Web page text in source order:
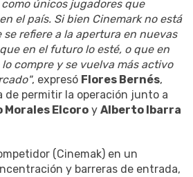
únicos jugadores que
el país. Si bien Cinemark no está
refiere a la apertura en nuevas
en el futuro lo esté, o que en
compre y se vuelva más activo
, expresó Flores Bernés,
de permitir la operación junto a
Morales Elcoro y Alberto Ibarra
(Cinemak) en un
y barreras de entrada,